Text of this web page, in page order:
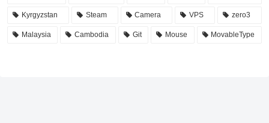
Kyrgyzstan Steam Camera VPS zero3
Malaysia Cambodia Git Mouse MovableType